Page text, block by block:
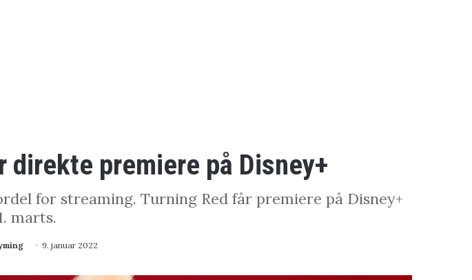
premiere på Disney+
for streaming. Turning Red får premiere på Disney+
marts.
9. januar 2022